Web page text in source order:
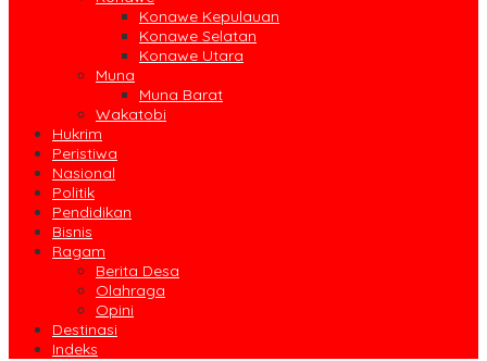
Konawe Kepulauan
Konawe Selatan
Konawe Utara
Muna
Muna Barat
Wakatobi
Hukrim
Peristiwa
Nasional
Politik
Pendidikan
Bisnis
Ragam
Berita Desa
Olahraga
Opini
Destinasi
Indeks